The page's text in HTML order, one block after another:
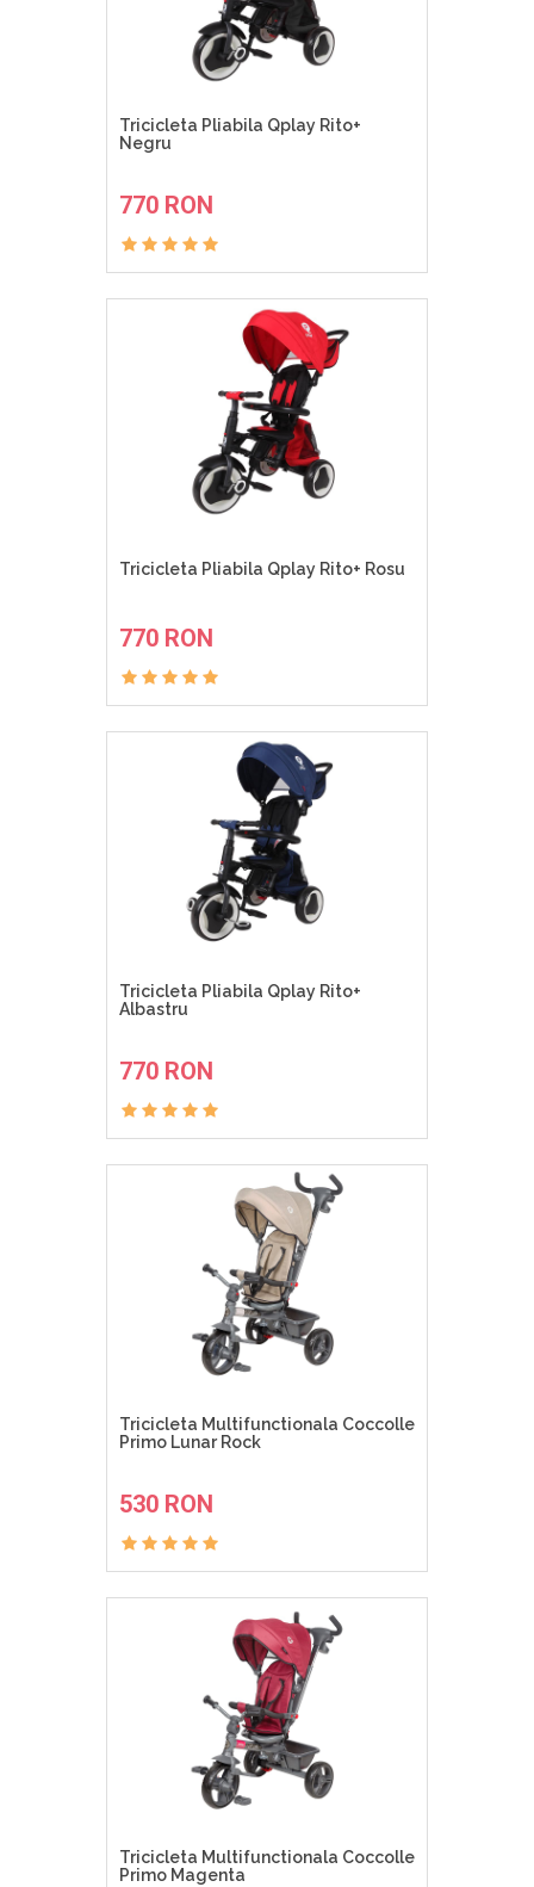
Tricicleta Pliabila Qplay Rito+
Negru
770 RON
Tricicleta Pliabila Qplay Rito+ Rosu
770 RON
Tricicleta Pliabila Qplay Rito+
Albastru
770 RON
Tricicleta Multifunctionala Coccolle
Primo Lunar Rock
530 RON
Tricicleta Multifunctionala Coccolle
Primo Magenta